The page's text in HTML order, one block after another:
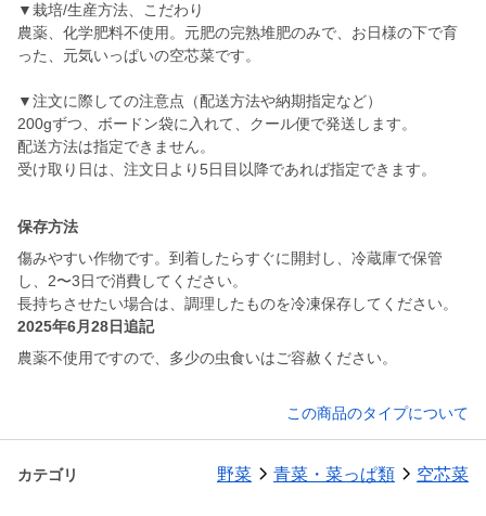
▼栽培/生産方法、こだわり
農薬、化学肥料不使用。元肥の完熟堆肥のみで、お日様の下で育
った、元気いっぱいの空芯菜です。
▼注文に際しての注意点（配送方法や納期指定など）
200gずつ、ボードン袋に入れて、クール便で発送します。
配送方法は指定できません。
受け取り日は、注文日より5日目以降であれば指定できます。
保存方法
傷みやすい作物です。到着したらすぐに開封し、冷蔵庫で保管
し、2〜3日で消費してください。
長持ちさせたい場合は、調理したものを冷凍保存してください。
2025年6月28日追記
農薬不使用ですので、多少の虫食いはご容赦ください。
この商品のタイプについて
カテゴリ 野菜 青菜・菜っぱ類 空芯菜